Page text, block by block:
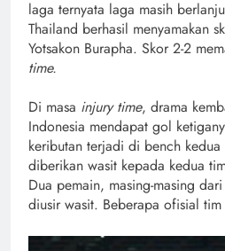
laga ternyata laga masih
Thailand berhasil menyamakan
Yotsakon Burapha. Skor 2-2
time.
Di masa injury time, drama
Indonesia mendapat gol
keributan terjadi di bench
diberikan wasit kepada kedua
Dua pemain, masing-masing
diusir wasit. Beberapa ofisial